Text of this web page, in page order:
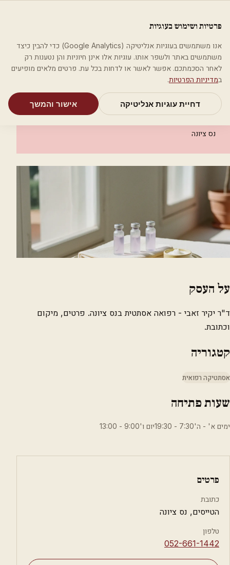
מאמריםקטגוריותחיפושאודות
בית קטגוריות
אסתטיקה רפואית
ד"ר יקיר זאבי - רפואה אסתטית
ד"ר יקיר זאבי - רפואה אסתטית
נס ציונה
על העסק
ד"ר יקיר זאבי - רפואה אסתטית בנס ציונה. פרטים, מיקום
וכתובת.
קטגוריה
אסתטיקה רפואית
שעות פתיחה
ימים א' - ה'7:30 - 19:30יום ו'9:00 - 13:00
פרטים
כתובת
הטייסים, נס ציונה
טלפון
⁦052-661-1442⁩
פרטיות ושימוש בעוגיות
אנו משתמשים בעוגיות אנליטיקה (Google Analytics) כדי להבין כיצד
משתמשים באתר ולשפר אותו. עוגיות אלו אינן חיוניות והן נטענות רק
לאחר הסכמתכם. אפשר לאשר או לדחות בכל עת. פרטים מלאים מופיעים
במדיניות הפרטיות.
דחיית עוגיות אנליטיקה אישור והמשך